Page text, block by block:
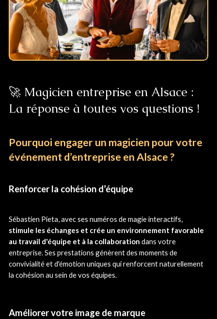
🚀 Magicien entreprise en Alsace :
La réponse à toutes vos questions !
Pourquoi engager un magicien pour votre
événement d’entreprise en Alsace ?
Renforcer la cohésion d’équipe
Sébastien Pieta, avec ses numéros de magie interactifs,
stimule les échanges et crée un environnement favorable
au travail d'équipe et à la collaboration dans votre
entreprise. Ses prestations génèrent des moments de
convivialité et d'émotion uniques qui renforcent naturellement
la cohésion au sein de vos équipes.
Améliorer votre image de marque